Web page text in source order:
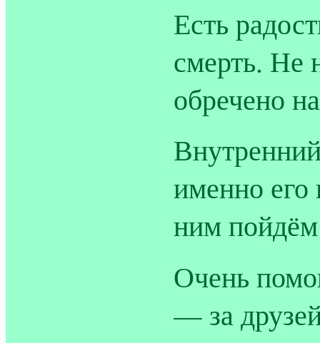
Есть
смерть. Не
обречено
именно его
ним
Очень
— за